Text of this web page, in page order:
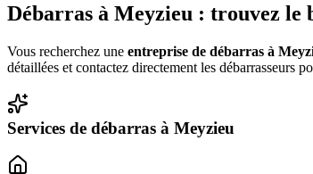
Débarras à Meyzieu : trouvez le
Vous recherchez une entreprise de débarras à
détaillées et contactez directement les débarrasseurs
Services de débarras à Meyzieu